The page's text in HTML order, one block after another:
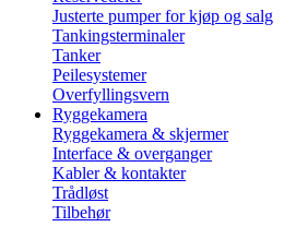
Justerte pumper for kjøp og salg
Tankingsterminaler
Tanker
Peilesystemer
Overfyllingsvern
Ryggekamera
Ryggekamera & skjermer
Interface & overganger
Kabler & kontakter
Trådløst
Tilbehør